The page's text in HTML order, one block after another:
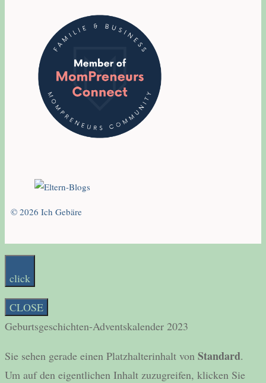
© 2026 Ich Gebäre
click
CLOSE
Geburtsgeschichten-Adventskalender 2023
Sie sehen gerade einen Platzhalterinhalt von Standard.
Um auf den eigentlichen Inhalt zuzugreifen, klicken Sie